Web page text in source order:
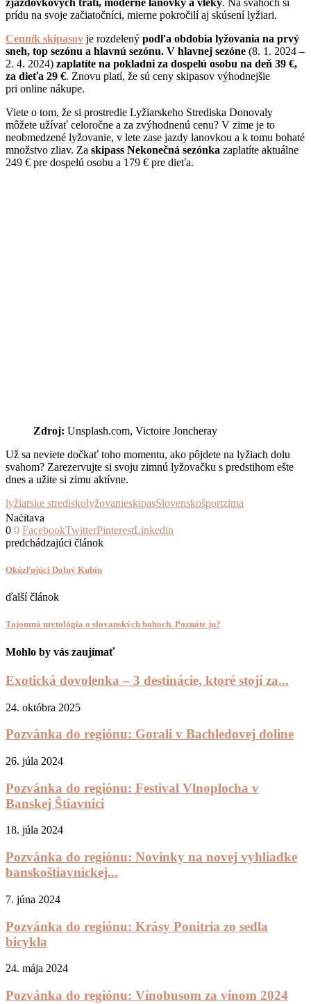
prídu na svoje začiatočníci, mierne pokročilí aj skúsení lyžiari.
Cenník skipasov je rozdelený podľa obdobia lyžovania na prvý
sneh, top sezónu a hlavnú sezónu. V hlavnej sezóne (8. 1. 2024 –
2. 4. 2024) zaplatíte na pokladni za dospelú osobu na deň 39 €,
za dieťa 29 €. Znovu platí, že sú ceny skipasov výhodnejšie
pri online nákupe.
Viete o tom, že si prostredie Lyžiarskeho Strediska Donovaly
môžete užívať celoročne a za zvýhodnenú cenu? V zime je to
neobmedzené lyžovanie, v lete zase jazdy lanovkou a k tomu bohaté
množstvo zliav. Za skipass Nekonečná sezónka zaplatíte aktuálne
249 € pre dospelú osobu a 179 € pre dieťa.
Zdroj: Unsplash.com, Victoire Joncheray
Už sa neviete dočkať toho momentu, ako pôjdete na lyžiach dolu
svahom? Zarezervujte si svoju zimnú lyžovačku s predstihom ešte
dnes a užite si zimu aktívne.
lyžiarske strediskolyžovanieskipasSlovenskošportzima
Načítava
0 0 FacebookTwitterPinterestLinkedin
predchádzajúci článok
Okúzľujúci Dolný Kubín
ďalší článok
Tajomná mytológia o slovanských bohoch. Poznáte ju?
Mohlo by vás zaujímať
Exotická dovolenka – 3 destinácie, ktoré stojí za...
24. októbra 2025
Pozvánka do regiónu: Gorali v Bachledovej doline
26. júla 2024
Pozvánka do regiónu: Festival Vlnoplocha v
Banskej Štiavnici
18. júla 2024
Pozvánka do regiónu: Novinky na novej vyhliadke
banskoštiavnickej...
7. júna 2024
Pozvánka do regiónu: Krásy Ponitria zo sedla
bicykla
24. mája 2024
Pozvánka do regiónu: Vínobusom za vínom 2024